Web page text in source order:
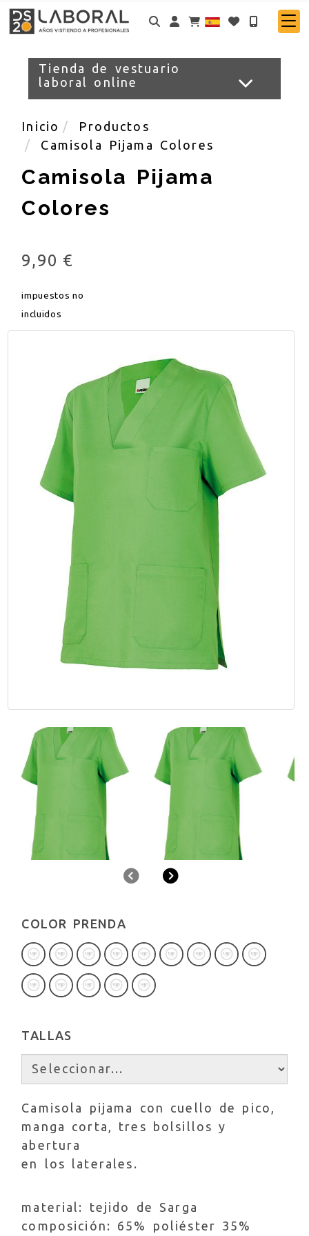
Identifícate
Tienda de vestuario
laboral online
Inicio
Productos
Camisola Pijama Colores
Camisola Pijama
Colores
9,90 €
impuestos no
incluidos
AnteriorSiguiente
COLOR PRENDA
TALLAS
Camisola pijama con cuello de pico,
manga corta, tres bolsillos y
abertura
en los laterales.
material: tejido de Sarga
composición: 65% poliéster 35%